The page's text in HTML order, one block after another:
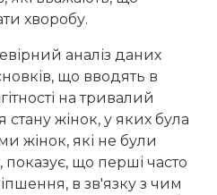
хворобу.
аналіз даних
що вводять в
на тривалий
жінок, у яких була
жінок, які не були
показує, що перші часто
в зв'язку з чим